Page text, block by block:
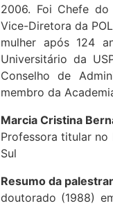
2006. Foi Chefe
Vice-Diretora da
mulher após 124
Universitário da
Conselho de
membro da
Marcia Cristina
Professora titular no
Sul
Resumo da
doutorado (1988)